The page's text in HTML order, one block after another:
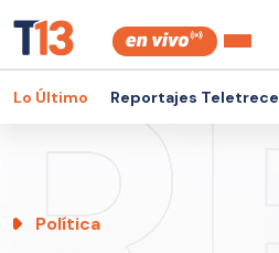
Lo Último Reportajes Teletrece
Política